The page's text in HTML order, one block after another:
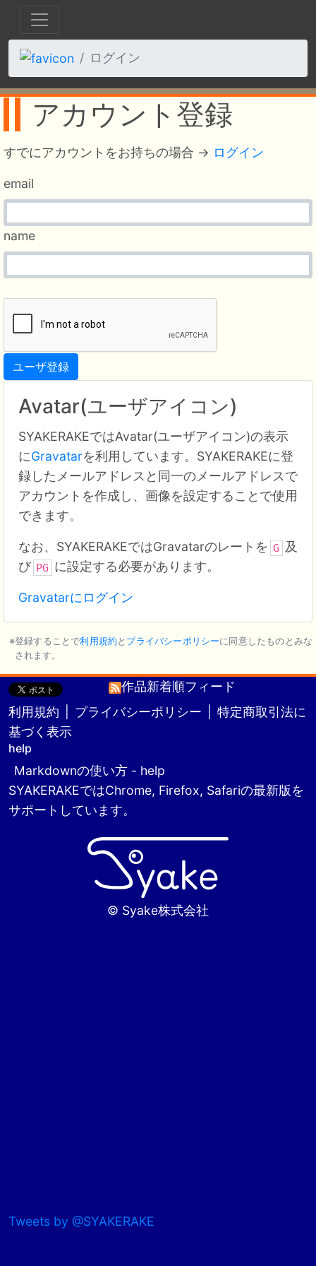
ログイン
アカウント登録
すでにアカウントをお持ちの場合 → ログイン
email
name
ユーザ登録
Avatar(ユーザアイコン)
SYAKERAKEではAvatar(ユーザアイコン)の表示
にGravatarを利用しています。SYAKERAKEに登
録したメールアドレスと同一のメールアドレスで
アカウントを作成し、画像を設定することで使用
できます。
なお、SYAKERAKEではGravatarのレートを G 及
び PG に設定する必要があります。
Gravatarにログイン
登録することで利用規約と プライバシーポリシーに同意したものとみな
されます。
作品新着順フィード
利用規約
プライバシーポリシー
特定商取引法に
基づく表示
help
Markdownの使い方 - help
SYAKERAKEではChrome, Firefox, Safariの最新版を
サポートしています。
© Syake株式会社
Tweets by @SYAKERAKE